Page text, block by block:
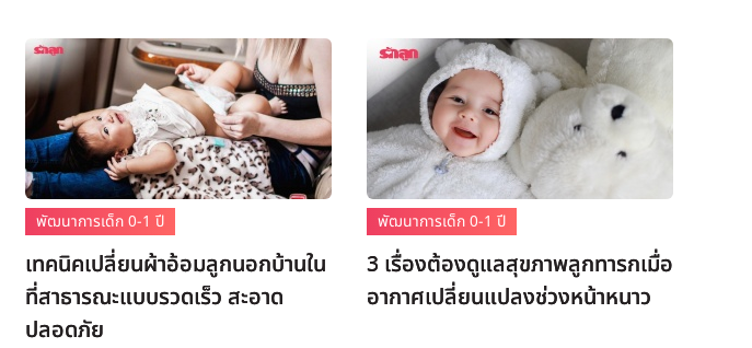
พัฒนาการเด็ก 0-1 ปี
เทคนิคเปลี่ยนผ้าอ้อมลูกนอกบ้านใน
ที่สาธารณะแบบรวดเร็ว สะอาด
ปลอดภัย
พัฒนาการเด็ก 0-1 ปี
3 เรื่องต้องดูแลสุขภาพลูกทารกเมื่อ
อากาศเปลี่ยนแปลงช่วงหน้าหนาว